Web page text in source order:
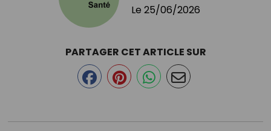
Le 25/06/2026
PARTAGER CET ARTICLE SUR